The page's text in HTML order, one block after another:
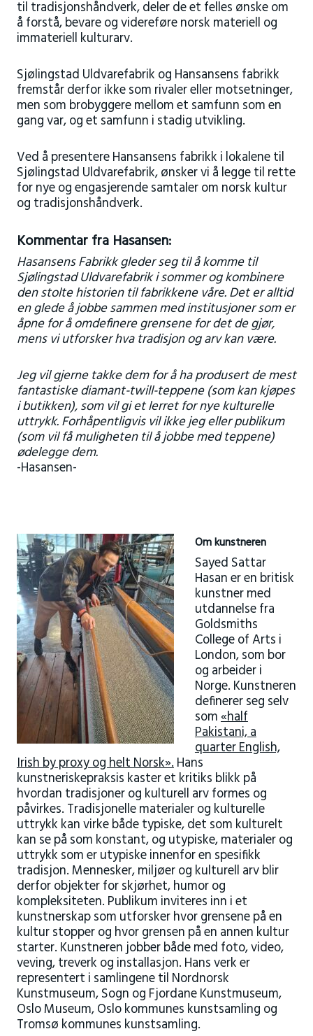
til tradisjonshåndverk, deler de et felles ønske om
å forstå, bevare og videreføre norsk materiell og
immateriell kulturarv.
Sjølingstad Uldvarefabrik og Hansansens fabrikk
fremstår derfor ikke som rivaler eller motsetninger,
men som brobyggere mellom et samfunn som en
gang var, og et samfunn i stadig utvikling.
Ved å presentere Hansansens fabrikk i lokalene til
Sjølingstad Uldvarefabrik, ønsker vi å legge til rette
for nye og engasjerende samtaler om norsk kultur
og tradisjonshåndverk.
Kommentar fra Hasansen:
Hasansens Fabrikk gleder seg til å komme til
Sjølingstad Uldvarefabrik i sommer og kombinere
den stolte historien til fabrikkene våre. Det er alltid
en glede å jobbe sammen med institusjoner som er
åpne for å omdefinere grensene for det de gjør,
mens vi utforsker hva tradisjon og arv kan være.
Jeg vil gjerne takke dem for å ha produsert de mest
fantastiske diamant-twill-teppene (som kan kjøpes
i butikken), som vil gi et lerret for nye kulturelle
uttrykk. Forhåpentligvis vil ikke jeg eller publikum
(som vil få muligheten til å jobbe med teppene)
ødelegge dem.
-Hasansen-
Om kunstneren
Sayed Sattar
Hasan er en britisk
kunstner med
utdannelse fra
Goldsmiths
College of Arts i
London, som bor
og arbeider i
Norge. Kunstneren
definerer seg selv
som«half
Pakistani, a
quarter English,
Irish by proxy og helt Norsk».Hans
kunstneriskepraksis kaster et kritiks blikk på
hvordan tradisjoner og kulturell arv formes og
påvirkes. Tradisjonelle materialer og kulturelle
uttrykk kan virke både typiske, det som kulturelt
kan se på som konstant, og utypiske, materialer og
uttrykk som er utypiske innenfor en spesifikk
tradisjon. Mennesker, miljøer og kulturell arv blir
derfor objekter for skjørhet, humor og
kompleksiteten. Publikum inviteres inn i et
kunstnerskap som utforsker hvor grensene på en
kultur stopper og hvor grensen på en annen kultur
starter. Kunstneren jobber både med foto, video,
veving, treverk og installasjon. Hans verk er
representert i samlingene til Nordnorsk
Kunstmuseum,Sogn og Fjordane Kunstmuseum,
Oslo Museum, Oslo kommunes kunstsamling og
Tromsø kommunes kunstsamling.